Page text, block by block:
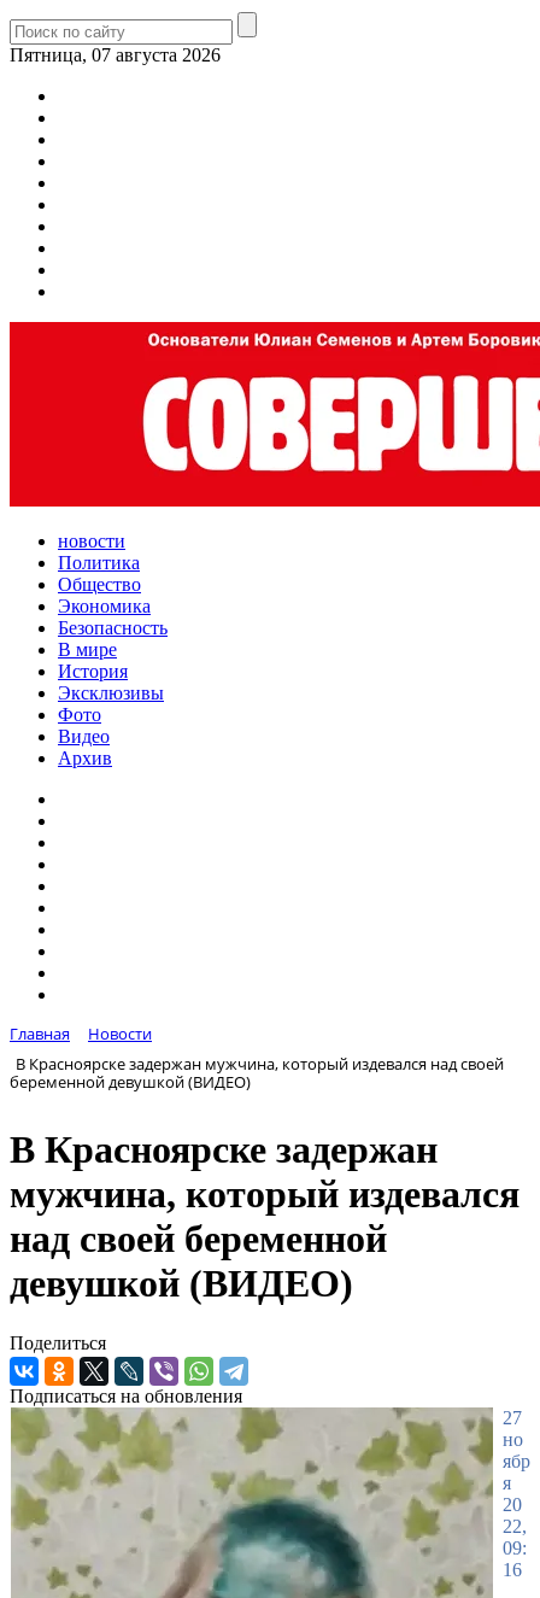
Пятница, 07 августа 2026
новости
Политика
Общество
Экономика
Безопасность
В мире
История
Эксклюзивы
Фото
Видео
Архив
Главная
Новости
В Красноярске задержан мужчина, который издевался над своей
беременной девушкой (ВИДЕО)
В Красноярске задержан
мужчина, который издевался
над своей беременной
девушкой (ВИДЕО)
Поделиться
Подписаться на обновления
27
но
ябр
я
20
22,
09:
16